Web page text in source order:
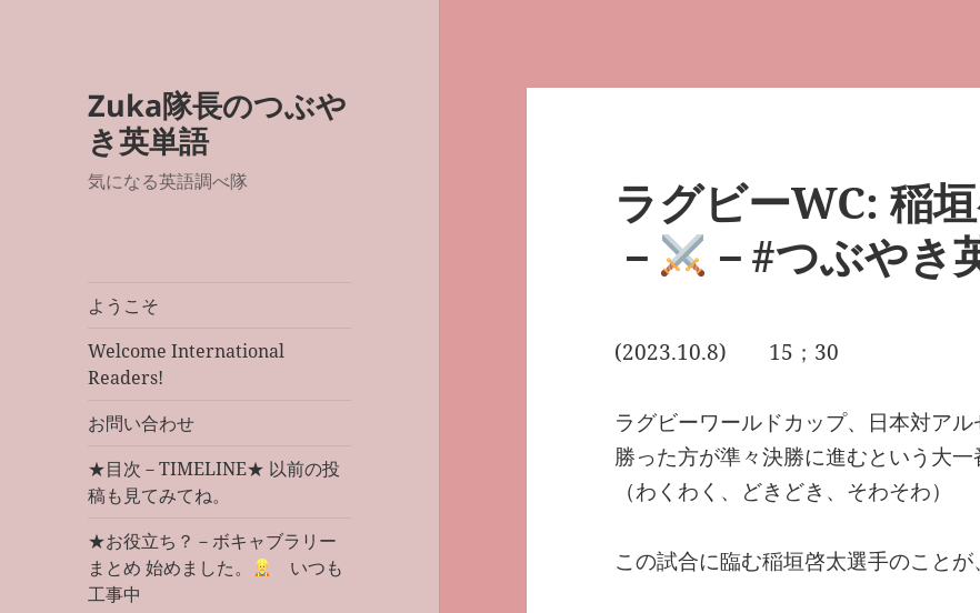
Zuka隊長のつぶや
き英単語
気になる英語調べ隊
ようこそ
Welcome International
Readers!
お問い合わせ
★目次－TIMELINE★ 以前の投
稿も見てみてね。
★お役立ち？－ボキャブラリー
まとめ 始めました。
いつも
工事中
ラグビーWC: 稲
－
－#つぶやき
(2023.10.8) 15；30
ラグビーワールドカップ、日本対アル
勝った方が準々決勝に進むという大一
（わくわく、どきどき、そわそわ）
この試合に臨む稲垣啓太選手のことが